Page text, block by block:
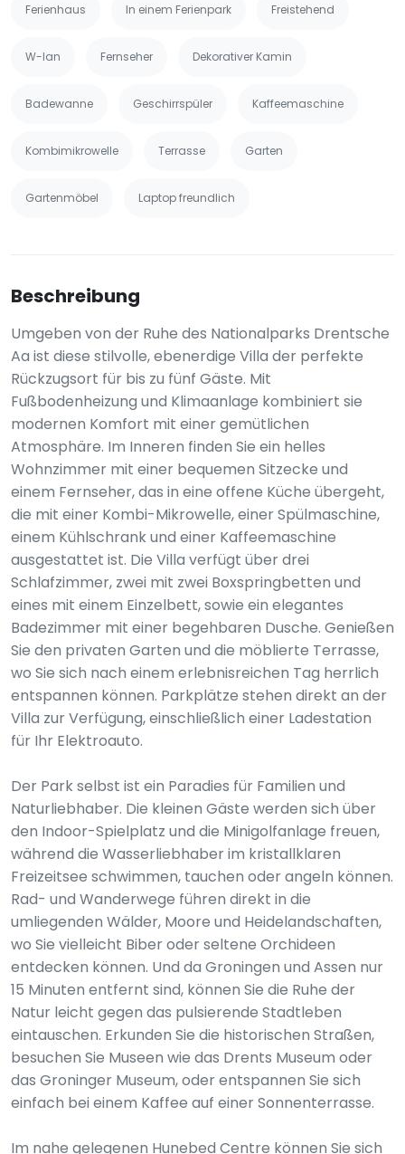
Ferienhaus In einem Ferienpark Freistehend
W-lan Fernseher Dekorativer Kamin
Badewanne Geschirrspüler Kaffeemaschine
Kombimikrowelle Terrasse Garten
Gartenmöbel Laptop freundlich
Beschreibung
Umgeben von der Ruhe des Nationalparks Drentsche
Aa ist diese stilvolle, ebenerdige Villa der perfekte
Rückzugsort für bis zu fünf Gäste. Mit
Fußbodenheizung und Klimaanlage kombiniert sie
modernen Komfort mit einer gemütlichen
Atmosphäre. Im Inneren finden Sie ein helles
Wohnzimmer mit einer bequemen Sitzecke und
einem Fernseher, das in eine offene Küche übergeht,
die mit einer Kombi-Mikrowelle, einer Spülmaschine,
einem Kühlschrank und einer Kaffeemaschine
ausgestattet ist. Die Villa verfügt über drei
Schlafzimmer, zwei mit zwei Boxspringbetten und
eines mit einem Einzelbett, sowie ein elegantes
Badezimmer mit einer begehbaren Dusche. Genießen
Sie den privaten Garten und die möblierte Terrasse,
wo Sie sich nach einem erlebnisreichen Tag herrlich
entspannen können. Parkplätze stehen direkt an der
Villa zur Verfügung, einschließlich einer Ladestation
für Ihr Elektroauto.
Der Park selbst ist ein Paradies für Familien und
Naturliebhaber. Die kleinen Gäste werden sich über
den Indoor-Spielplatz und die Minigolfanlage freuen,
während die Wasserliebhaber im kristallklaren
Freizeitsee schwimmen, tauchen oder angeln können.
Rad- und Wanderwege führen direkt in die
umliegenden Wälder, Moore und Heidelandschaften,
wo Sie vielleicht Biber oder seltene Orchideen
entdecken können. Und da Groningen und Assen nur
15 Minuten entfernt sind, können Sie die Ruhe der
Natur leicht gegen das pulsierende Stadtleben
eintauschen. Erkunden Sie die historischen Straßen,
besuchen Sie Museen wie das Drents Museum oder
das Groninger Museum, oder entspannen Sie sich
einfach bei einem Kaffee auf einer Sonnenterrasse.
Im nahe gelegenen Hunebed Centre können Sie sich